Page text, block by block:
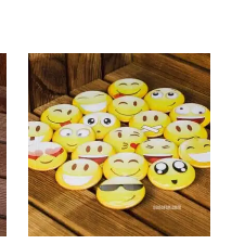
Este
producto
tiene
múltiples
variantes.
Las